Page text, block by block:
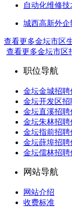
自动化维修
城西高新外企
查看更多金坛市区
查看更多金坛市区
职位导航
金坛金城招聘
金坛开发区招
金坛直溪招聘
金坛朱林招聘
金坛指前招聘
金坛薛埠招聘
金坛儒林招聘
网站导航
网站介绍
收费标准